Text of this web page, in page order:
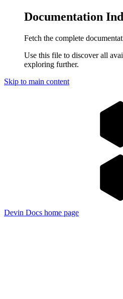
Documentation
Fetch the complete
Use this file to discover all
exploring further.
Skip to main content
Devin Docs home page